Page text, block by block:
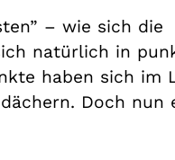
– wie sich die
natürlich in
haben sich im
Doch nun